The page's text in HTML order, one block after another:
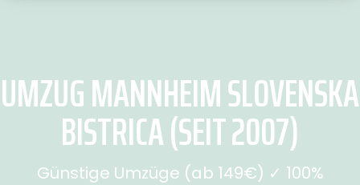
UMZUG MANNHEIM SLOVENSKA
BISTRICA (SEIT 2007)
Günstige Umzüge (ab 149€) ✓ 100%